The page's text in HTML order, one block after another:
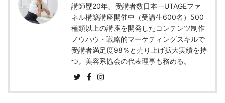
講師歴20年、受講者数日本一UTAGEファ
ネル構築講座開催中（受講生600名）500
種類以上の講座を開発したコンテンツ制作
ノウハウ・戦略的マーケティングスキルで
受講者満足度98％と売り上げ拡大実績を持
つ。美容系協会の代表理事も務める。